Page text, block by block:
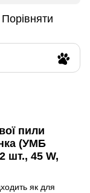
Порівняти
пили
(УМБ
шт., 45 W,
як для